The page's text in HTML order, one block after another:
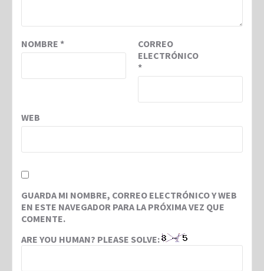
NOMBRE *
CORREO
ELECTRÓNICO
*
WEB
GUARDA MI NOMBRE, CORREO ELECTRÓNICO Y WEB
EN ESTE NAVEGADOR PARA LA PRÓXIMA VEZ QUE
COMENTE.
ARE YOU HUMAN? PLEASE SOLVE: